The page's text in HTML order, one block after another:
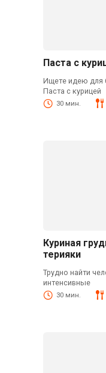
Паста с
Ищете идею для
Паста с курицей
30 мин.
Куриная
терияки
Трудно найти
интенсивные
30 мин.